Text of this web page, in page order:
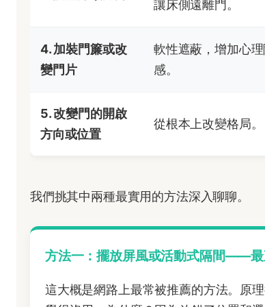
讓床側遠離門。
4. 加裝門簾或改
變門片
軟性遮蔽，增加心
感。
5. 改變門的開啟
方向或位置
從根本上改變格局。
我們挑其中兩種最實用的方法深入聊聊。
方法一：擺放屏風或活動式隔間——
這大概是網路上最常被推薦的方法。原